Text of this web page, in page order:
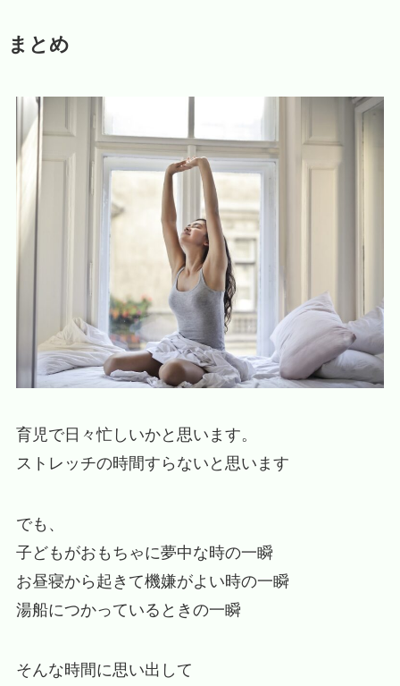
まとめ
育児で日々忙しいかと思います。
ストレッチの時間すらないと思います
でも、
子どもがおもちゃに夢中な時の一瞬
お昼寝から起きて機嫌がよい時の一瞬
湯船につかっているときの一瞬
そんな時間に思い出して